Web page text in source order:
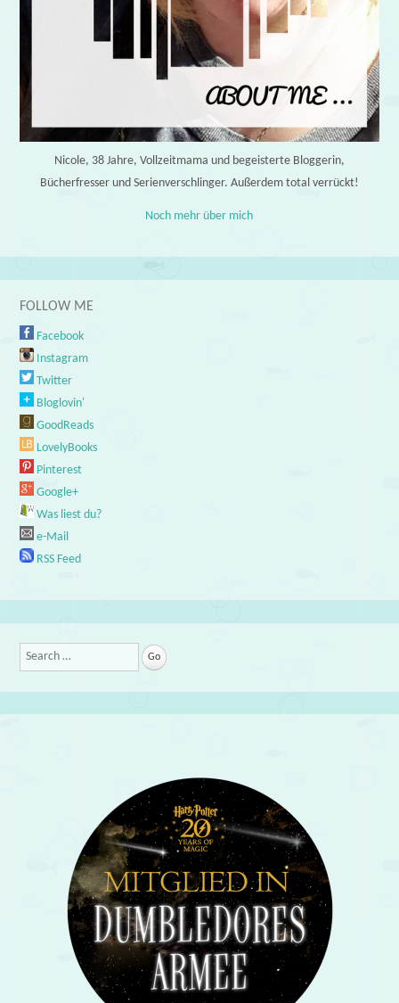
Nicole, 38 Jahre, Vollzeitmama und begeisterte Bloggerin,
Bücherfresser und Serienverschlinger. Außerdem total verrückt!
Noch mehr über mich
FOLLOW ME
Facebook
Instagram
Twitter
Bloglovin'
GoodReads
LovelyBooks
Pinterest
Google+
Was liest du?
e-Mail
RSS Feed
Search